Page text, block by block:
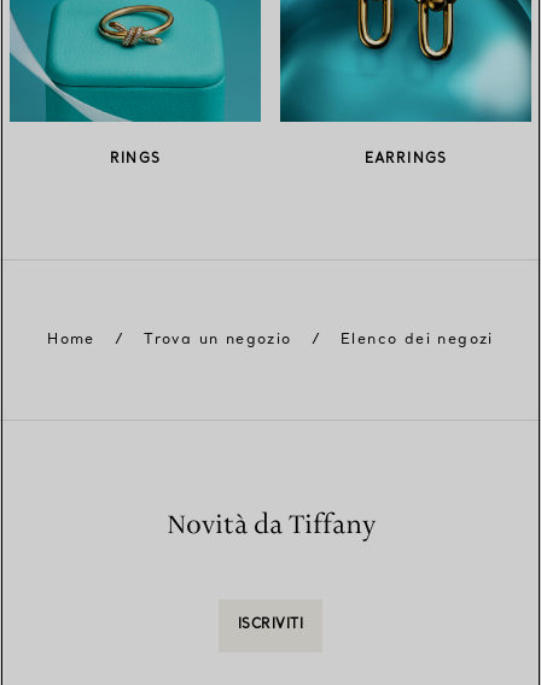
RINGS EARRINGS
Home / Trova un negozio / Elenco dei negozi
Novità da Tiffany
ISCRIVITI